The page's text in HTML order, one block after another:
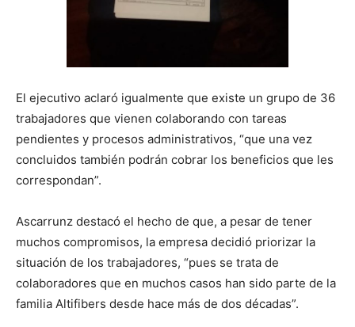
El ejecutivo aclaró igualmente que existe un grupo de 36
trabajadores que vienen colaborando con tareas
pendientes y procesos administrativos, “que una vez
concluidos también podrán cobrar los beneficios que les
correspondan”.
Ascarrunz destacó el hecho de que, a pesar de tener
muchos compromisos, la empresa decidió priorizar la
situación de los trabajadores, “pues se trata de
colaboradores que en muchos casos han sido parte de la
familia Altifibers desde hace más de dos décadas”.